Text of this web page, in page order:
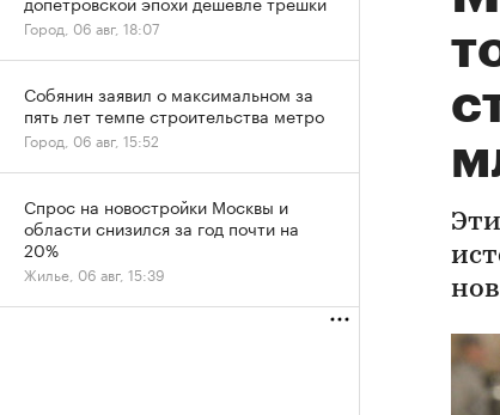
Город, 06 авг, 18:07
Собянин заявил о максимальном за
пять лет темпе строительства метро
Город, 06 авг, 15:52
Спрос на новостройки Москвы и
области снизился за год почти на
20%
Жилье, 06 авг, 15:39